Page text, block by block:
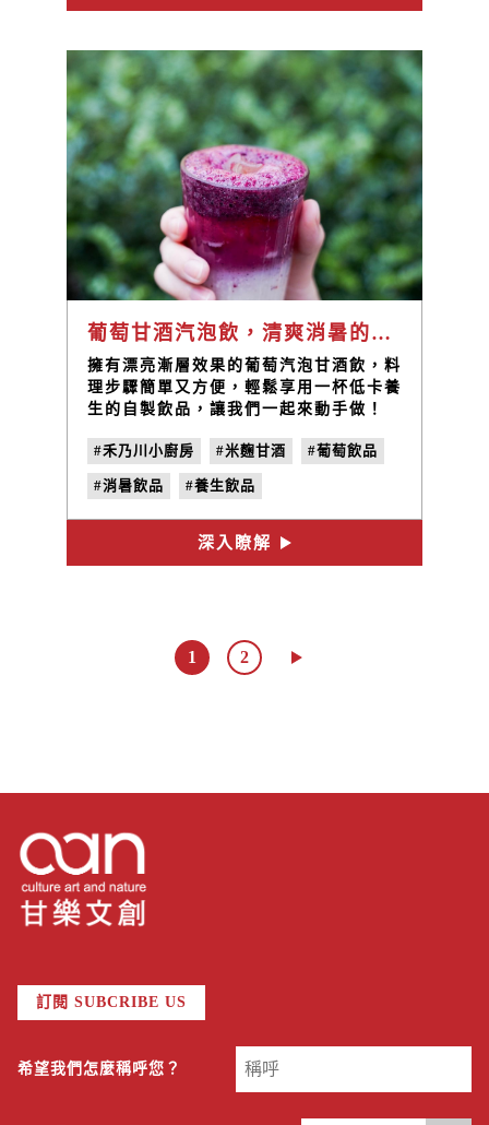
葡萄甘酒汽泡飲，清爽消暑的健康自製飲品 | 禾乃川小廚房
擁有漂亮漸層效果的葡萄汽泡甘酒飲，料
理步驟簡單又方便，輕鬆享用一杯低卡養
生的自製飲品，讓我們一起來動手做！
#禾乃川小廚房 #米麴甘酒 #葡萄飲品
#消暑飲品 #養生飲品
深入瞭解
1 2
訂閱 SUBCRIBE US
希望我們怎麼稱呼您？